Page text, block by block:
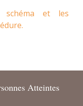
et les
Atteintes